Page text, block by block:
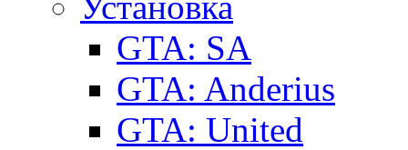
GTA: SA
GTA: Anderius
GTA: United